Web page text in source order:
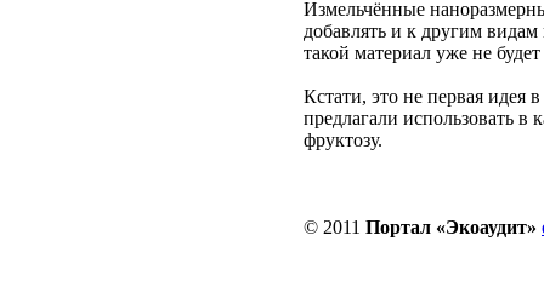
Измельчённые
добавлять и к другим
такой материал уже не
Кстати, это не первая идея
предлагали использовать в
фруктозу.
© 2011 Портал «Экоаудит»